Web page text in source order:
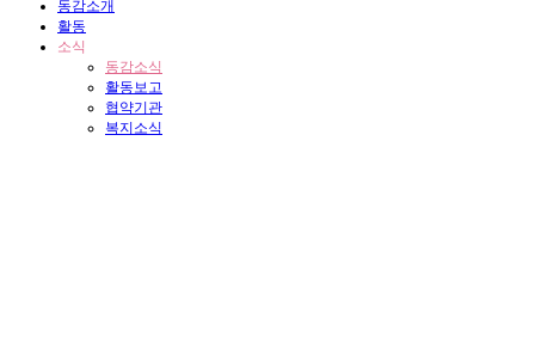
동감소개
활동
소식
동감소식
활동보고
협약기관
복지소식